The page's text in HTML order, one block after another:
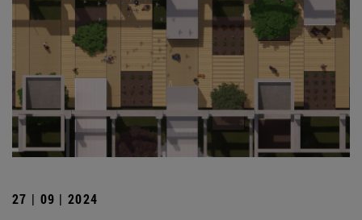
27 | 09 | 2024